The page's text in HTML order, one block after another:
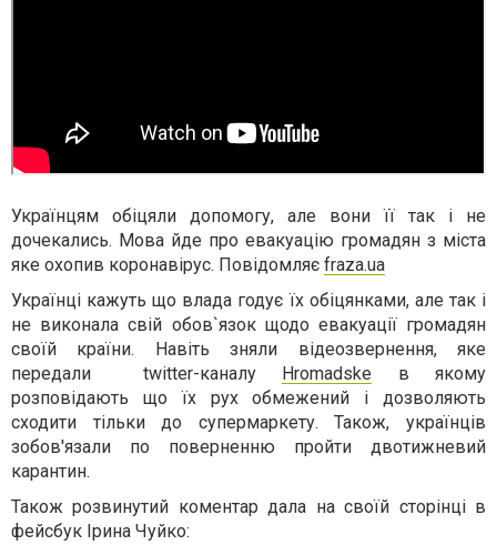
Українцям обіцяли допомогу, але вони її так і не
дочекались. Мова йде про евакуацію громадян з міста
яке охопив коронавірус. Повідомляє fraza.ua
Українці кажуть що влада годує їх обіцянками, але так і
не виконала свій обов`язок щодо евакуації громадян
своїй країни. Навіть зняли відеозвернення, яке
передали twitter-каналу
Hromadske в якому
розповідають що їх рух обмежений і дозволяють
сходити тільки до супермаркету. Також, українців
зобов'язали по поверненню пройти двотижневий
карантин.
Також розвинутий коментар дала на своїй сторінці в
фейсбук Ірина Чуйко: